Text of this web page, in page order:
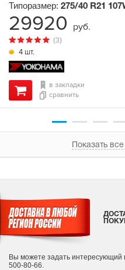
4 шт.
(3)
Типоразмер: 275/40 R21
в закладки
сравнить
29920 руб.
Показать
Вы можете задать интересующий
500-80-66.